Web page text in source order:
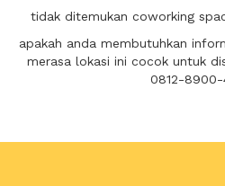
tidak ditemukan coworking
apakah anda membutuhkan
merasa lokasi ini cocok untuk
0812-8900-